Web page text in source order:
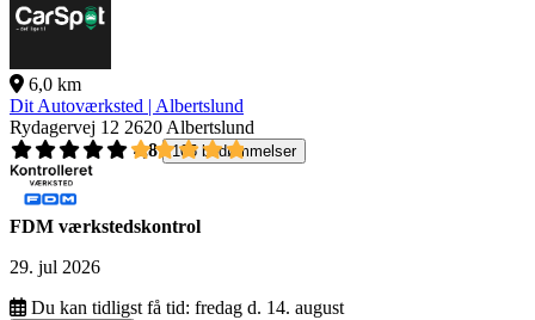
6,0 km
Dit Autoværksted | Albertslund
Rydagervej 12 2620 Albertslund
4,8
105 bedømmelser
FDM værkstedskontrol
29. jul 2026
Du kan tidligst få tid: fredag d. 14. august